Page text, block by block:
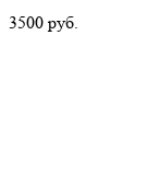
3500 руб.